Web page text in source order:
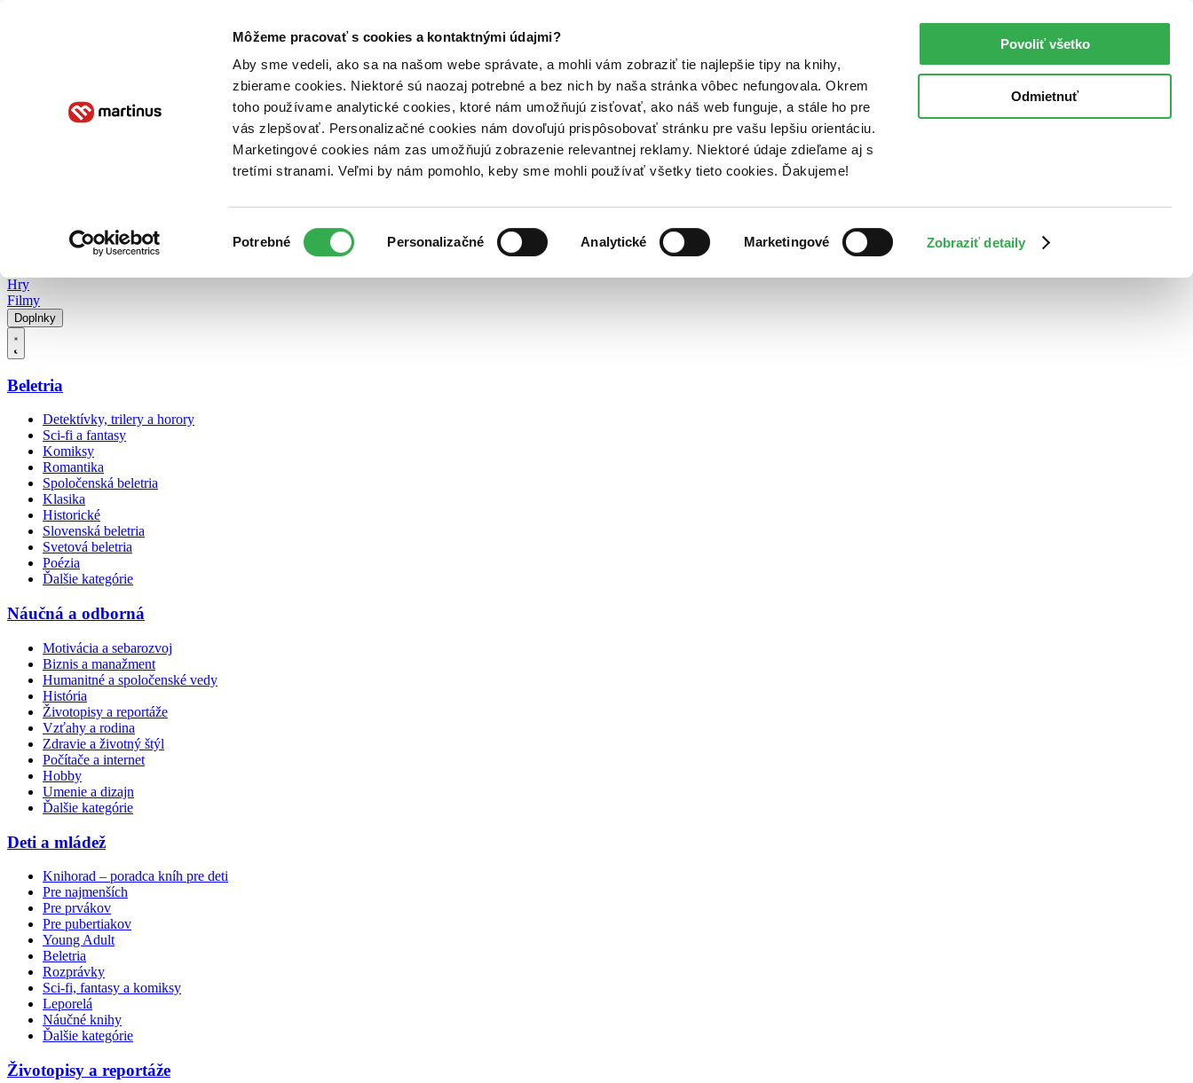
Môžeme pracovať s cookies a kontaktnými údajmi?
Aby sme vedeli, ako sa na našom webe správate, a mohli vám zobraziť tie najlepšie tipy na knihy,
zbierame cookies. Niektoré sú naozaj potrebné a bez nich by naša stránka vôbec nefungovala. Okrem
toho používame analytické cookies, ktoré nám umožňujú zisťovať, ako náš web funguje, a stále ho pre
vás zlepšovať. Personalizačné cookies nám dovoľujú prispôsobovať stránku pre vašu lepšiu orientáciu.
Marketingové cookies nám zas umožňujú zobrazenie relevantnej reklamy. Niektoré údaje zdieľame aj s
tretími stranami. Veľmi by nám pomohlo, keby sme mohli používať všetky tieto cookies. Ďakujeme!
súhlasu
Potrebné Personalizačné Analytické Marketingové Zobraziť detaily
Povoliť všetko
Odmietnuť
Poukážky Kontakt
Hry
Filmy
Doplnky
Beletria
Detektívky, trilery a horory
Sci-fi a fantasy
Komiksy
Romantika
Spoločenská beletria
Klasika
Historické
Slovenská beletria
Svetová beletria
Poézia
Ďalšie kategórie
Náučná a odborná
Motivácia a sebarozvoj
Biznis a manažment
Humanitné a spoločenské vedy
História
Životopisy a reportáže
Vzťahy a rodina
Zdravie a životný štýl
Počítače a internet
Hobby
Umenie a dizajn
Ďalšie kategórie
Deti a mládež
Knihorad – poradca kníh pre deti
Pre najmenších
Pre prvákov
Pre pubertiakov
Young Adult
Beletria
Rozprávky
Sci-fi, fantasy a komiksy
Leporelá
Náučné knihy
Ďalšie kategórie
Životopisy a reportáže